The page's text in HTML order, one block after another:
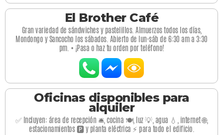
El Brother Café
Gran variedad de sándwiches y pastelillos. Almuerzos todos los días,
Mondongo y Sancocho los sábados. Abierto de lun-sáb de 6:30 am a 3:30
pm. • ¡Pasa o haz tu orden por teléfono!
Oficinas disponibles para
alquiler
✅ Incluyen: área de recepción 🛎️, cocina 🍽️, luz 💡, agua 💧, internet 🌐,
estacionamientos 🅿️ y planta eléctrica ⚡ para todo el edificio.